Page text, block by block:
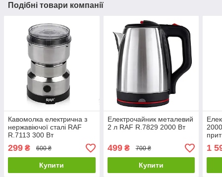
Подібні товари компанії
Кавомолка електрична з
нержавіючої сталі RAF
R.7113 300 Вт
299 ₴ 600 ₴
Купити
Електрочайник металевий
2 л RAF R.7829 2000 Вт
499₴ 700 ₴
Купити
1